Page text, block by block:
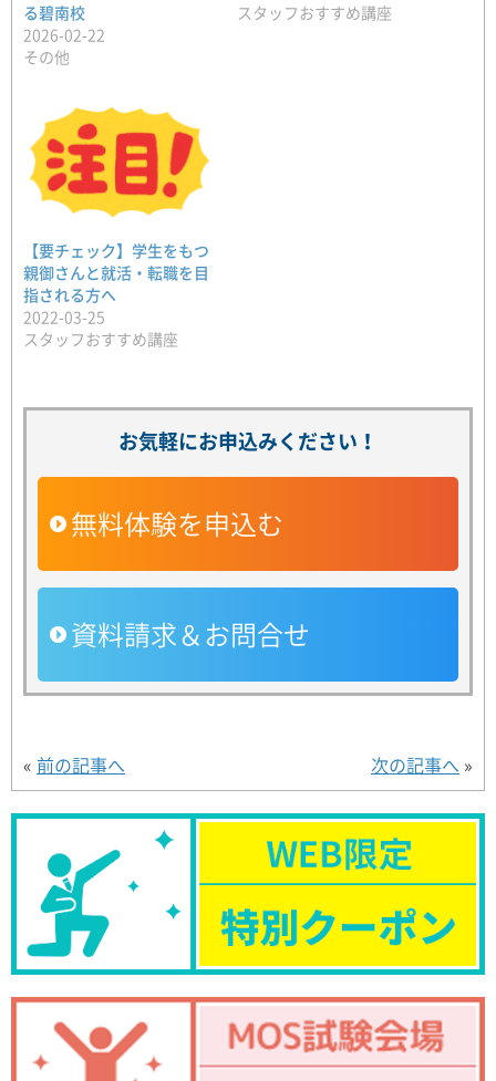
る碧南校
2026-02-22
その他
スタッフおすすめ講座
【要チェック】学生をもつ
親御さんと就活・転職を目
指される方へ
2022-03-25
スタッフおすすめ講座
お気軽にお申込みください！
無料体験を申込む
資料請求＆お問合せ
« 前の記事へ 次の記事へ »